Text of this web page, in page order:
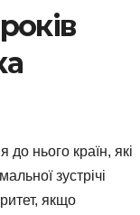
нього країн, які
зустрічі
якщо